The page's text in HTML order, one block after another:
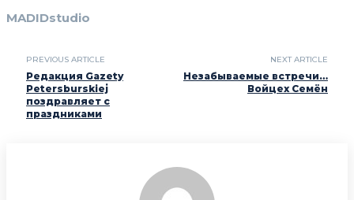
MADIDstudio
PREVIOUS ARTICLE
Редакция Gazety
Petersburskiej
поздравляет с
праздниками
NEXT ARTICLE
Незабываемые встречи…
Войцех Семён